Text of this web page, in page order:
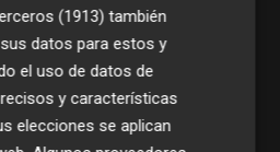
(1913) también
datos para estos y
el uso de datos de
y características
elecciones se aplican